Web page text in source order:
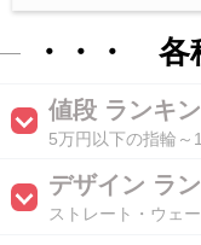
・・・ 各
値段 ランキ
5万円以下の指輪～
デザイン ラ
ストレート・ウェ